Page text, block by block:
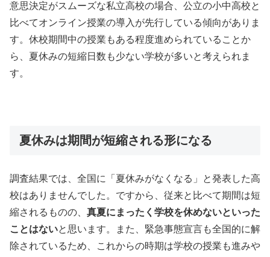
意思決定がスムーズな私立高校の場合、公立の小中高校と
比べてオンライン授業の導入が先行している傾向がありま
す。休校期間中の授業もある程度進められていることか
ら、夏休みの短縮日数も少ない学校が多いと考えられま
す。
夏休みは期間が短縮される形になる
調査結果では、全国に「夏休みがなくなる」と発表した高
校はありませんでした。ですから、従来と比べて期間は短
縮されるものの、 真夏にまったく学校を休めないといった
ことはないと思います。また、緊急事態宣言も全国的に解
除されているため、これからの時期は学校の授業も進みや